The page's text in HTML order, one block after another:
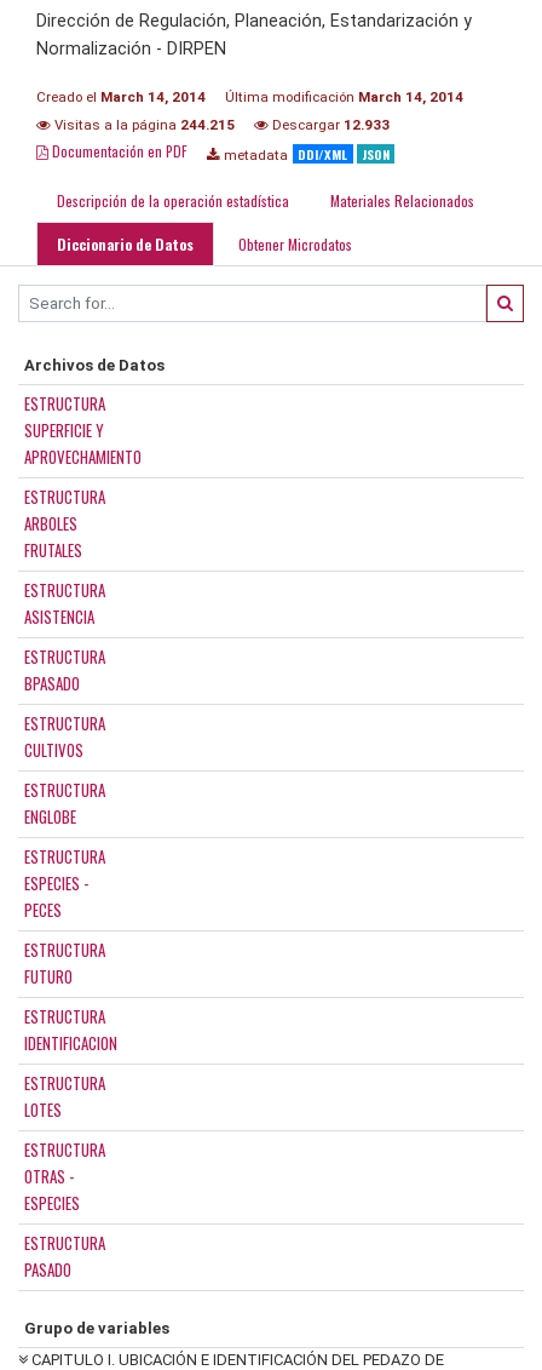
Dirección de Regulación, Planeación, Estandarización y
Normalización - DIRPEN
Creado el March 14, 2014 Última modificación March 14, 2014
Visitas a la página 244.215 Descargar 12.933
Documentación en PDF metadata DDI/XML JSON
Descripción de la operación estadística Materiales Relacionados
Diccionario de Datos Obtener Microdatos
Archivos de Datos
ESTRUCTURA
SUPERFICIE Y
APROVECHAMIENTO
ESTRUCTURA
ARBOLES
FRUTALES
ESTRUCTURA
ASISTENCIA
ESTRUCTURA
BPASADO
ESTRUCTURA
CULTIVOS
ESTRUCTURA
ENGLOBE
ESTRUCTURA
ESPECIES -
PECES
ESTRUCTURA
FUTURO
ESTRUCTURA
IDENTIFICACION
ESTRUCTURA
LOTES
ESTRUCTURA
OTRAS -
ESPECIES
ESTRUCTURA
PASADO
Grupo de variables
CAPITULO I. UBICACIÓN E IDENTIFICACIÓN DEL PEDAZO DE